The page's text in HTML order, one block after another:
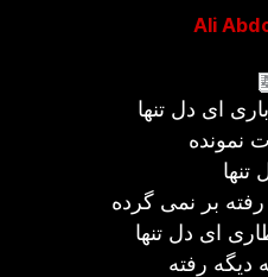
Ali
ای دل تنها
نمونده
تنها
بر نمی گرده
ای دل تنها
دیگه رفته